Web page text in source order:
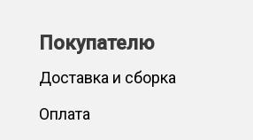
Покупателю
Доставка и сборка
Оплата